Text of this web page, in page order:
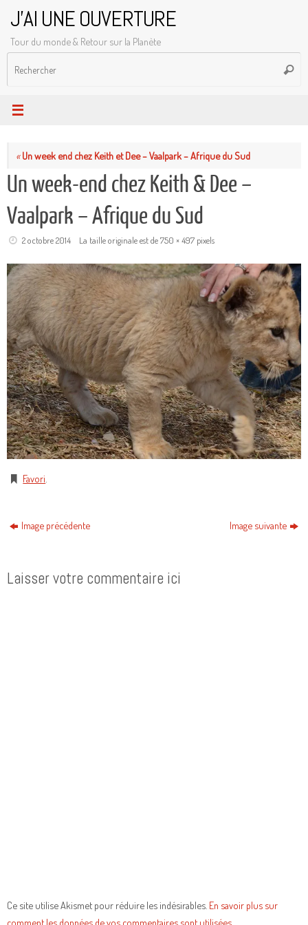
contenu
J'AI UNE OUVERTURE
Tour du monde & Retour sur la Planète
«Un week end chez Keith et Dee – Vaalpark – Afrique du Sud
Un week-end chez Keith & Dee –
Vaalpark – Afrique du Sud
2 octobre 2014 La taille originale est de750 × 497pixels
Favori
Image précédente Image suivante
Laisser votre commentaire ici
Ce site utilise Akismet pour réduire les indésirables. En savoir plus sur
comment les données de vos commentaires sont utilisées